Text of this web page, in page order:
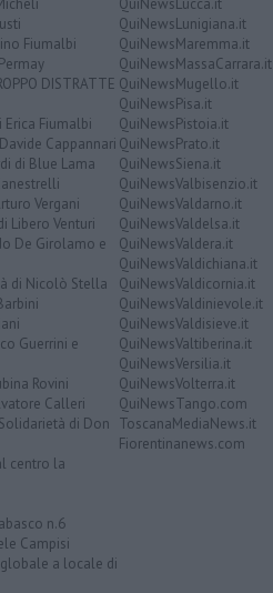
Fiumalbi
DISTRATTE
Fiumalbi
Cappannari
di Blue Lama
Vergani
Libero Venturi
De Girolamo e
di Nicolò Stella
Guerrini e
Rovini
Calleri
di Don
centro la
n.6
Campisi
a locale di
QuiNewsLucca.it
QuiNewsLunigiana.it
QuiNewsMaremma.it
QuiNewsMassaCarrara.it
QuiNewsMugello.it
QuiNewsPisa.it
QuiNewsPistoia.it
QuiNewsPrato.it
QuiNewsSiena.it
QuiNewsValbisenzio.it
QuiNewsValdarno.it
QuiNewsValdelsa.it
QuiNewsValdera.it
QuiNewsValdichiana.it
QuiNewsValdicornia.it
QuiNewsValdinievole.it
QuiNewsValdisieve.it
QuiNewsValtiberina.it
QuiNewsVersilia.it
QuiNewsVolterra.it
QuiNewsTango.com
ToscanaMediaNews.it
Fiorentinanews.com